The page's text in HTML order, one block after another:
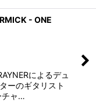
- ONE
によるデュ
ーのギタリスト
チャ…